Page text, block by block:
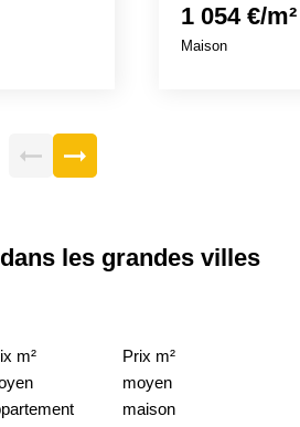
1 054 €/m²
Maison
les grandes villes
m²
Prix m²
moyen
maison